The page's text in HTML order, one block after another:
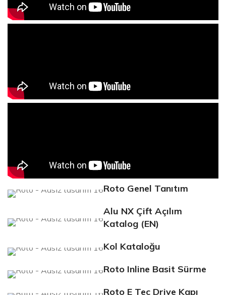
Roto Genel Tanıtım
Alu NX Çift Açılım
Katalog (EN)
Kol Kataloğu
Roto Inline Basit Sürme
Roto E Tec Drive Kapı